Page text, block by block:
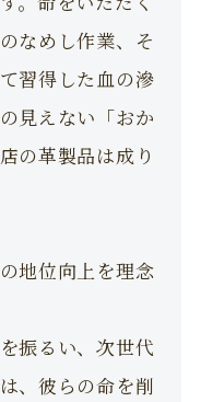
なめし作業、そ
習得した血の滲
見えない「おか
の革製品は成り
地位向上を理念
振るい、次世代
、彼らの命を削